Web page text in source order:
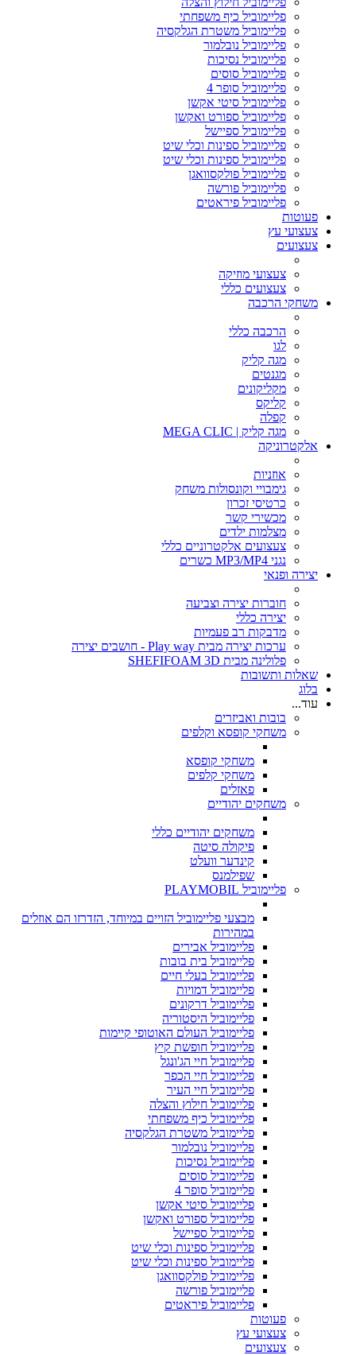
פליימוביל כיף משפחתי
פליימוביל משטרת הגלקסיה
פליימוביל נובלמור
פליימוביל נסיכות
פליימוביל סוסים
פליימוביל סופר 4
פליימוביל סיטי אקשן
פליימוביל ספורט ואקשן
פליימוביל ספיישל
פליימוביל ספינות וכלי שיט
פליימוביל ספינות וכלי שיט
פליימוביל פולקסוואגן
פליימוביל פורשה
פליימוביל פיראטים
פעוטות
צעצועי עץ
צעצועים
צעצועי מוזיקה
צעצועים כללי
משחקי הרכבה
הרכבה כללי
לגו
מגה קליק
מגנטים
מקליקונים
קליקס
קפלה
מגה קליק | MEGA CLIC
אלקטרוניקה
אוזניות
גימבויי וקונסולות משחק
כרטיסי זכרון
מכשירי קשר
מצלמות ילדים
צעצועים אלקטרוניים כללי
נגני MP3/MP4 כשרים
יצירה ופנאי
חוברות יצירה וצביעה
יצירה כללי
מדבקות רב פעמיות
ערכות יצירה מבית Play way - חושבים יצירה
פלולינה מבית SHEFIFOAM 3D
שאלות ותשובות
בלוג
עוד...
בובות ואביזרים
משחקי קופסא וקלפים
משחקי קופסא
משחקי קלפים
פאזלים
משחקים יהודיים
משחקים יהודיים כללי
פיקולה סיטה
קינדער וועלט
שפילמנס
פליימוביל PLAYMOBIL
מבצעי פליימוביל הזויים במיוחד, הזדרזו הם אוזלים
במהירות
פליימוביל אבירים
פליימוביל בית בובות
פליימוביל בעלי חיים
פליימוביל דמויות
פליימוביל דרקונים
פליימוביל היסטוריה
פליימוביל העולם האוטופי קיימות
פליימוביל חופשת קיץ
פליימוביל חיי הג'ונגל
פליימוביל חיי הכפר
פליימוביל חיי העיר
פליימוביל חילוץ והצלה
פליימוביל כיף משפחתי
פליימוביל משטרת הגלקסיה
פליימוביל נובלמור
פליימוביל נסיכות
פליימוביל סוסים
פליימוביל סופר 4
פליימוביל סיטי אקשן
פליימוביל ספורט ואקשן
פליימוביל ספיישל
פליימוביל ספינות וכלי שיט
פליימוביל ספינות וכלי שיט
פליימוביל פולקסוואגן
פליימוביל פורשה
פליימוביל פיראטים
פעוטות
צעצועי עץ
צעצועים